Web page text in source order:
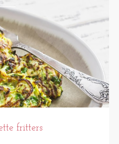
fritters